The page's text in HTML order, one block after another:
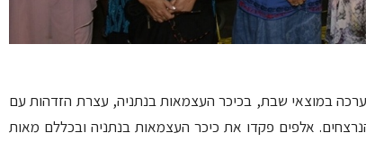
במוצאי שבת, בכיכר העצמאות בנתניה, עצרת הזדהות עם
אלפים פקדו את כיכר העצמאות בנתניה ובכללם מאות